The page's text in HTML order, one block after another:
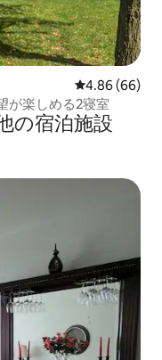
レビュー66件
4.86 (66)
が楽しめる2寝室
の宿泊施設